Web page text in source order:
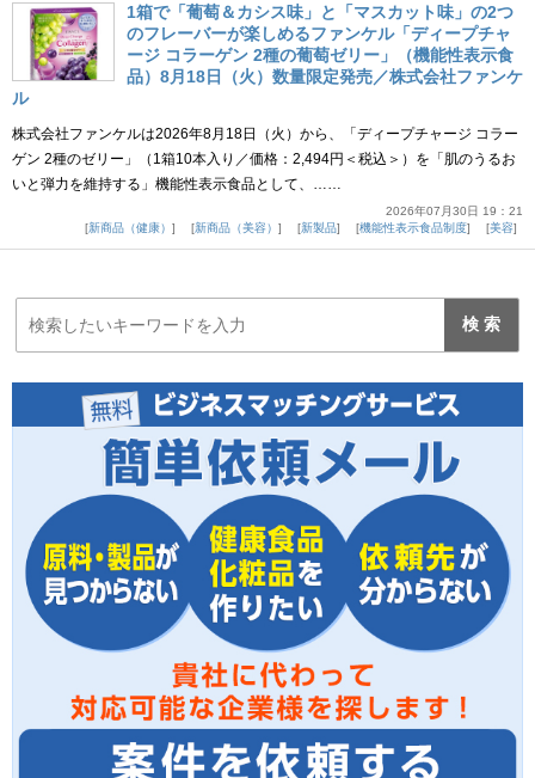
1箱で「葡萄＆カシス味」と「マスカット味」の2つ
のフレーバーが楽しめるファンケル「ディープチャ
ージ コラーゲン 2種の葡萄ゼリー」（機能性表示食
品）8月18日（火）数量限定発売／株式会社ファンケ
ル
株式会社ファンケルは2026年8月18日（火）から、「ディープチャージ コラー
ゲン 2種のゼリー」（1箱10本入り／価格：2,494円＜税込＞）を「肌のうるお
いと弾力を維持する」機能性表示食品として、……
2026年07月30日 19：21
新商品（健康）
新商品（美容） 新製品 機能性表示食品制度 美容